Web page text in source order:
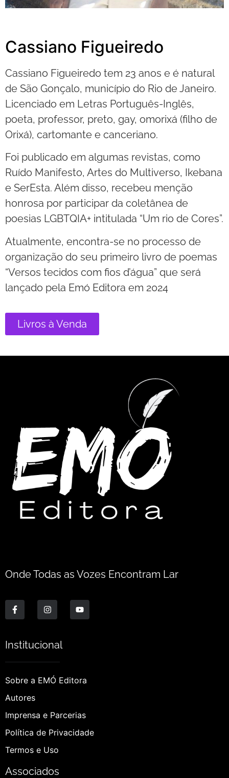
Cassiano Figueiredo
Cassiano Figueiredo tem 23 anos e é natural
de São Gonçalo, município do Rio de Janeiro.
Licenciado em Letras Português-Inglês,
poeta, professor, preto, gay, omorixá (filho de
Orixá), cartomante e canceriano.
Foi publicado em algumas revistas, como
Ruído Manifesto, Artes do Multiverso, Ikebana
e SerEsta. Além disso, recebeu menção
honrosa por participar da coletânea de
poesias LGBTQIA+ intitulada “Um rio de Cores”.
Atualmente, encontra-se no processo de
organização do seu primeiro livro de poemas
“Versos tecidos com fios d’água” que será
lançado pela Emó Editora em 2024
Livros à Venda
Onde Todas as Vozes Encontram Lar
Institucional
Sobre a EMÓ Editora
Autores
Imprensa e Parcerias
Política de Privacidade
Termos e Uso
Associados